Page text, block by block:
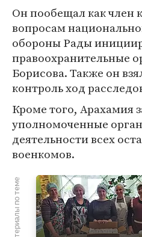
Он пообещал как член
вопросам
обороны Рады
правоохранительные
Борисова. Также он
контроль ход
Кроме того, Арахамия
уполномоченные
деятельности всех
военкомов.
Материалы по теме